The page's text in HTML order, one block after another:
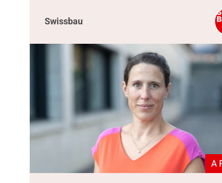
Swissbau
A